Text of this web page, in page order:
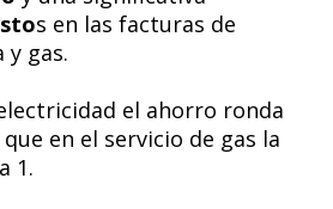
s en las facturas de
y gas.
el ahorro ronda
en el servicio de gas la
1.